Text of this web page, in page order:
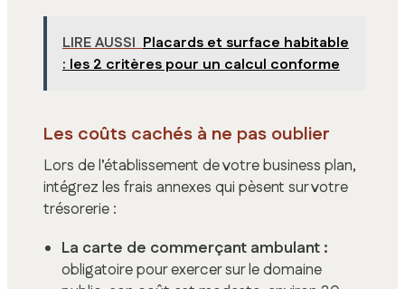
LIRE AUSSI Placards et surface habitable
: les 2 critères pour un calcul conforme
Les coûts cachés à ne pas oublier
Lors de l’établissement de votre business plan,
intégrez les frais annexes qui pèsent sur votre
trésorerie :
La carte de commerçant ambulant :
obligatoire pour exercer sur le domaine